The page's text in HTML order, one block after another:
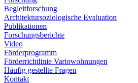
Begleitforschung
Architektursoziologische Evaluation
Publikationen
Forschungsberichte
Video
Förderprogramm
Förderrichtlinie Variowohnungen
Häufig gestellte Fragen
Kontakt